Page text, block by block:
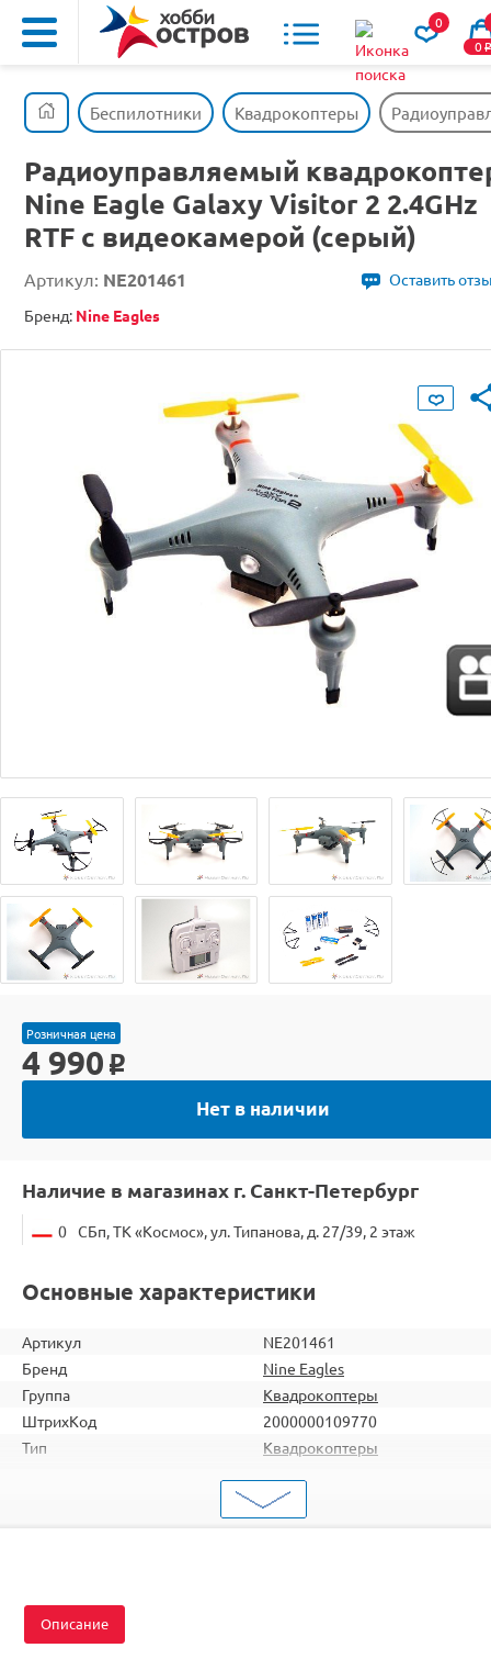
0
0o
Беспилотники Квадрокоптеры
Радиоуправляемый
Nine Eagle Galaxy Visitor 2 2.4GHz
RTF с видеокамерой (серый)
Артикул: NE201461
Оставить
Бренд: Nine Eagles
Розничная цена
4 990 o
Нет в наличии
Наличие в магазинах г. Санкт-Петербург
0 СБп, ТК «Космос», ул. Типанова, д. 27/39, 2 этаж
Основные характеристики
Артикул
NE201461
Бренд
Nine Eagles
Группа
Квадрокоптеры
ШтрихКод
2000000109770
Тип
Квадрокоптеры
с камерой
Описание